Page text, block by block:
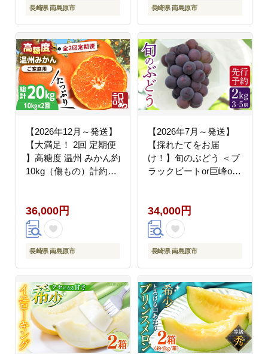
長崎県 南島原市 長崎県 南島原市
【2026年12月～発送】
【大満足！ 2回 定期便
】高糖度 温州 みかん約
10kg（傷もの）計約
ーつ フルーツ定期便 旬
家庭用 10kg / 南島原市
/ 南島原果物屋
[SCV016]
36,000円
長崎県 南島原市
【2026年7月～発送】
【採れたてをお届
け！】旬のぶどう ＜ブ
ラックビートor巨峰or
/ 南島原市 / ながいけ
[SCH037]
34,000円
長崎県 南島原市